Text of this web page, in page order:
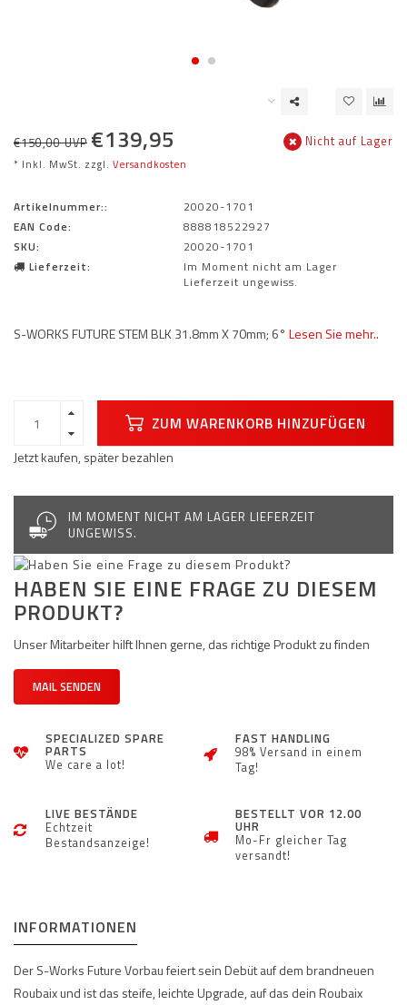
€150,00 UVP €139,95
* Inkl. MwSt. zzgl. Versandkosten
Nicht auf Lager
Artikelnummer::
20020-1701
EAN Code:
888818522927
SKU:
20020-1701
Lieferzeit:
Im Moment nicht am Lager
Lieferzeit ungewiss.
S-WORKS FUTURE STEM BLK 31.8mm X 70mm; 6° Lesen Sie mehr..
ZUM WARENKORB HINZUFÜGEN
Jetzt kaufen, später bezahlen
IM MOMENT NICHT AM LAGER LIEFERZEIT
UNGEWISS.
HABEN SIE EINE FRAGE ZU DIESEM
PRODUKT?
Unser Mitarbeiter hilft Ihnen gerne, das richtige Produkt zu finden
MAIL SENDEN
SPECIALIZED SPARE
PARTS
We care a lot!
FAST HANDLING
98% Versand in einem
Tag!
LIVE BESTÄNDE
Echtzeit
Bestandsanzeige!
BESTELLT VOR 12.00
UHR
Mo-Fr gleicher Tag
versandt!
INFORMATIONEN
Der S-Works Future Vorbau feiert sein Debüt auf dem brandneuen
Roubaix und ist das steife, leichte Upgrade, auf das dein Roubaix